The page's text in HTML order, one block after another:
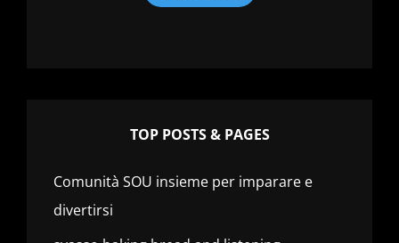
TOP POSTS & PAGES
Comunità SOU insieme per imparare e
divertirsi